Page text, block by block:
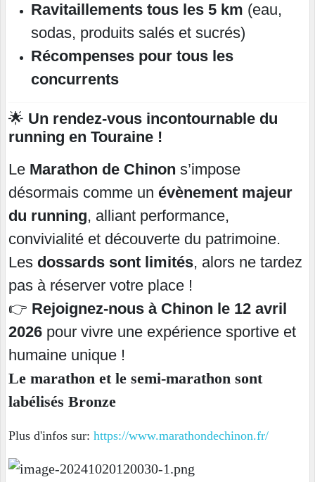
Ravitaillements tous les 5 km (eau,
sodas, produits salés et sucrés)
Récompenses pour tous les
concurrents
🌟 Un rendez-vous incontournable du
running en Touraine !
Le Marathon de Chinon s’impose
désormais comme un évènement majeur
du running, alliant performance,
convivialité et découverte du patrimoine.
Les dossards sont limités, alors ne tardez
pas à réserver votre place !
👉 Rejoignez-nous à Chinon le 12 avril
2026 pour vivre une expérience sportive et
humaine unique !
Le marathon et le semi-marathon sont
labélisés Bronze
Plus d'infos sur: https://www.marathondechinon.fr/